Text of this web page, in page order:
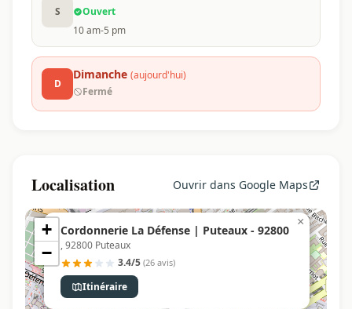
S
Ouvert
10 am-5 pm
D
Dimanche (aujourd'hui)
Fermé
Localisation Ouvrir dans Google Maps
Cordonnerie La Défense | Puteaux - 92800
, 92800 Puteaux
3.4/5 (26 avis)
Itinéraire
×
+
−